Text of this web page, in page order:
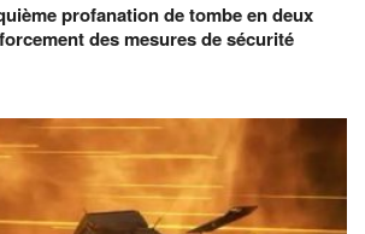
profanation de tombe en deux
des mesures de sécurité